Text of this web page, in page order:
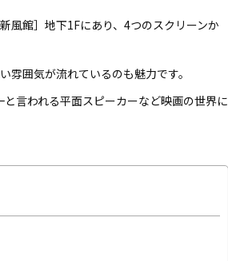
風館］地下1Fにあり、4つのスクリーンか
囲気が流れているのも魅力です。
言われる平面スピーカーなど映画の世界に